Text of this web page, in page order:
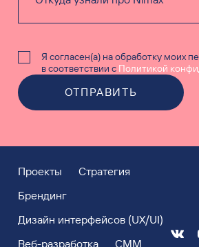
Я согласен(а) на обработку моих
в соответствии с Политикой
ОТПРАВИТЬ
Проекты
Стратегия
Брендинг
Дизайн интерфейсов (UX/UI)
Веб-разработка
СММ